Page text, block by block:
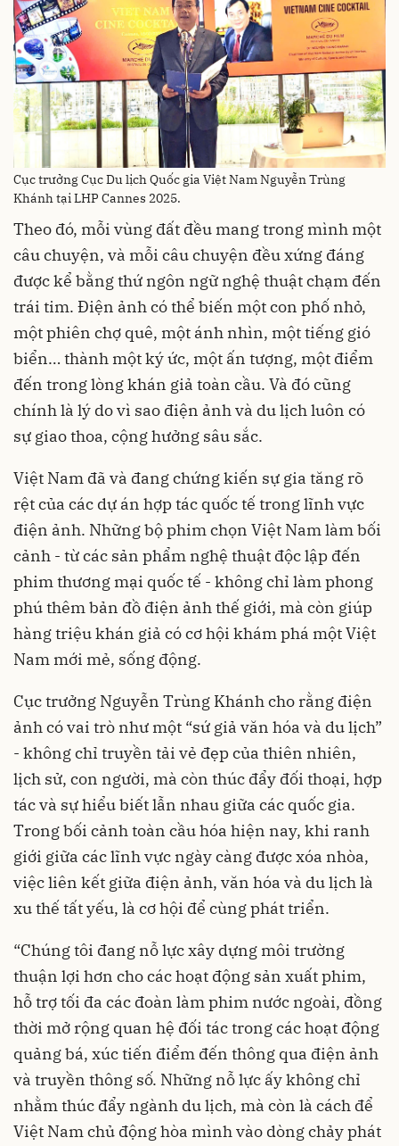
Cục trưởng Cục Du lịch Quốc gia Việt Nam Nguyễn Trùng
Khánh tại LHP Cannes 2025.
Theo đó, mỗi vùng đất đều mang trong mình một
câu chuyện, và mỗi câu chuyện đều xứng đáng
được kể bằng thứ ngôn ngữ nghệ thuật chạm đến
trái tim. Điện ảnh có thể biến một con phố nhỏ,
một phiên chợ quê, một ánh nhìn, một tiếng gió
biển… thành một ký ức, một ấn tượng, một điểm
đến trong lòng khán giả toàn cầu. Và đó cũng
chính là lý do vì sao điện ảnh và du lịch luôn có
sự giao thoa, cộng hưởng sâu sắc.
Việt Nam đã và đang chứng kiến sự gia tăng rõ
rệt của các dự án hợp tác quốc tế trong lĩnh vực
điện ảnh. Những bộ phim chọn Việt Nam làm bối
cảnh - từ các sản phẩm nghệ thuật độc lập đến
phim thương mại quốc tế - không chỉ làm phong
phú thêm bản đồ điện ảnh thế giới, mà còn giúp
hàng triệu khán giả có cơ hội khám phá một Việt
Nam mới mẻ, sống động.
Cục trưởng Nguyễn Trùng Khánh cho rằng điện
ảnh có vai trò như một “sứ giả văn hóa và du lịch”
- không chỉ truyền tải vẻ đẹp của thiên nhiên,
lịch sử, con người, mà còn thúc đẩy đối thoại, hợp
tác và sự hiểu biết lẫn nhau giữa các quốc gia.
Trong bối cảnh toàn cầu hóa hiện nay, khi ranh
giới giữa các lĩnh vực ngày càng được xóa nhòa,
việc liên kết giữa điện ảnh, văn hóa và du lịch là
xu thế tất yếu, là cơ hội để cùng phát triển.
“Chúng tôi đang nỗ lực xây dựng môi trường
thuận lợi hơn cho các hoạt động sản xuất phim,
hỗ trợ tối đa các đoàn làm phim nước ngoài, đồng
thời mở rộng quan hệ đối tác trong các hoạt động
quảng bá, xúc tiến điểm đến thông qua điện ảnh
và truyền thông số. Những nỗ lực ấy không chỉ
nhằm thúc đẩy ngành du lịch, mà còn là cách để
Việt Nam chủ động hòa mình vào dòng chảy phát